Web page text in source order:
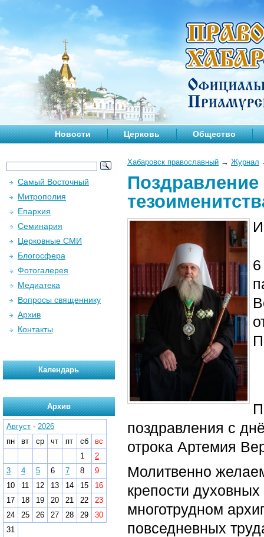
Новости Церковь Общество
Хабаровск православный → Журнал
поздравления с
отрока Артемия
Молитвенно
крепости
многотрудном
повседневных
Самый Восточный
Митрополия
Епархия
Семинария
Церковные СМИ
Блогосфера
Фотогалерея
Медиатека
Вопросы священнику
Архив
Контакты
Календарь
Архив
Август - 2026
пн
вт ср чт пт сб
вс
1
2
3
4 5 6 7 8
9
10
11 12 13 14 15
16
17
18 19 20 21 22
23
24
25 26 27 28 29
30
31